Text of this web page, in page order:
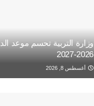
وزارة التربية تحسم موعد
2026-2027
أغسطس 8, 2026